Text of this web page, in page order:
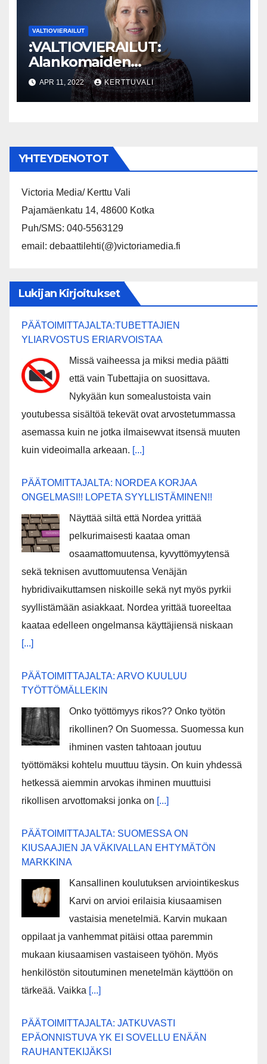
VALTIOVIERAILUT
:VALTIOVIERAILUT:
Alankomaiden
puolustusministeri vierailee
Suomessa
APR 11, 2022 KERTTUVALI
YHTEYDENOTOT
Victoria Media/ Kerttu Vali
Pajamäenkatu 14, 48600 Kotka
Puh/SMS: 040-5563129
email: debaattilehti(@)victoriamedia.fi
Lukijan Kirjoitukset
PÄÄTOIMITTAJALTA:TUBETTAJIEN
YLIARVOSTUS ERIARVOISTAA
Missä vaiheessa ja miksi media päätti
että vain Tubettajia on suosittava.
Nykyään kun somealustoista vain
youtubessa sisältöä tekevät ovat arvostetummassa
asemassa kuin ne jotka ilmaisewvat itsensä muuten
kuin videoimalla arkeaan. [...]
PÄÄTOMITTAJALTA: NORDEA KORJAA
ONGELMASI!! LOPETA SYYLLISTÄMINEN!!
Näyttää siltä että Nordea yrittää
pelkurimaisesti kaataa oman
osaamattomuutensa, kyvyttömyytensä
sekä teknisen avuttomuutensa Venäjän
hybridivaikuttamsen niskoille sekä nyt myös pyrkii
syyllistämään asiakkaat. Nordea yrittää tuoreeltaa
kaataa edelleen ongelmansa käyttäjiensä niskaan
[...]
PÄÄTOIMITTAJALTA: ARVO KUULUU
TYÖTTÖMÄLLEKIN
Onko työttömyys rikos?? Onko työtön
rikollinen? On Suomessa. Suomessa kun
ihminen vasten tahtoaan joutuu
työttömäksi kohtelu muuttuu täysin. On kuin yhdessä
hetkessä aiemmin arvokas ihminen muuttuisi
rikollisen arvottomaksi jonka on [...]
PÄÄTOIMITTAJALTA: SUOMESSA ON
KIUSAAJIEN JA VÄKIVALLAN EHTYMÄTÖN
MARKKINA
Kansallinen koulutuksen arviointikeskus
Karvi on arvioi erilaisia kiusaamisen
vastaisia menetelmiä. Karvin mukaan
oppilaat ja vanhemmat pitäisi ottaa paremmin
mukaan kiusaamisen vastaiseen työhön. Myös
henkilöstön sitoutuminen menetelmän käyttöön on
tärkeää. Vaikka [...]
PÄÄTOIMITTAJALTA: JATKUVASTI
EPÄONNISTUVA YK EI SOVELLU ENÄÄN
RAUHANTEKIJÄKSI